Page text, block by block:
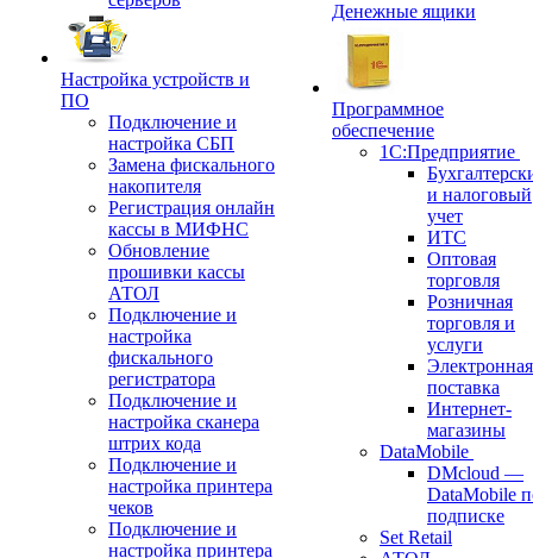
Настройка устройств и
ПО
Подключение и
настройка СБП
Замена фискального
накопителя
Регистрация онлайн
кассы в МИФНС
Обновление
прошивки кассы
АТОЛ
Подключение и
настройка
фискального
регистратора
Подключение и
настройка сканера
штрих кода
Подключение и
настройка принтера
чеков
Подключение и
настройка принтера
Денежные ящики
Программное
обеспечение
1С:Предприятие
и налоговый
учет
ИТС
Оптовая
торговля
Розничная
торговля и
услуги
Электронная
поставка
Интернет-
магазины
DataMobile
DMcloud —
DataMobile
подписке
Set Retail